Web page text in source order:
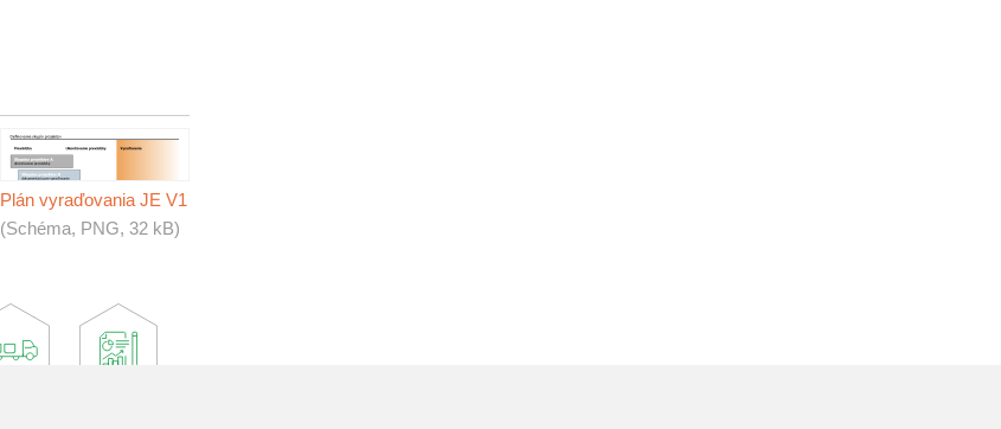
Plán vyraďovania JE V1
(Schéma, PNG, 32 kB)